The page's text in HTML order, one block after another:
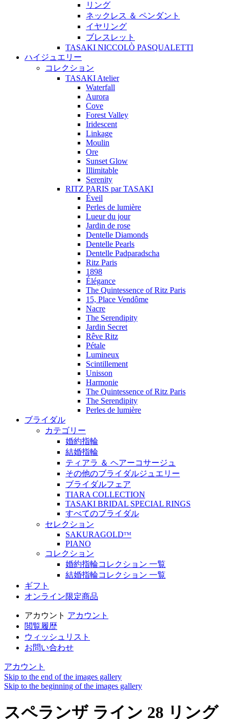
リング
ネックレス ＆ ペンダント
イヤリング
ブレスレット
TASAKI NICCOLÒ PASQUALETTI
ハイジュエリー
コレクション
TASAKI Atelier
Waterfall
Aurora
Cove
Forest Valley
Iridescent
Linkage
Moulin
Ore
Sunset Glow
Illimitable
Serenity
RITZ PARIS par TASAKI
Éveil
Perles de lumière
Lueur du jour
Jardin de rose
Dentelle Diamonds
Dentelle Pearls
Dentelle Padparadscha
Ritz Paris
1898
Élégance
The Quintessence of Ritz Paris
15, Place Vendôme
Nacre
The Serendipity
Jardin Secret
Rêve Ritz
Pétale
Lumineux
Scintillement
Unisson
Harmonie
The Quintessence of Ritz Paris
The Serendipity
Perles de lumière
ブライダル
カテゴリー
婚約指輪
結婚指輪
ティアラ ＆ ヘアーコサージュ
その他のブライダルジュエリー
ブライダルフェア
TIARA COLLECTION
TASAKI BRIDAL SPECIAL RINGS
すべてのブライダル
セレクション
SAKURAGOLDᵀᴹ
PIANO
コレクション
婚約指輪コレクション 一覧
結婚指輪コレクション 一覧
ギフト
オンライン限定商品
アカウント アカウント
閲覧履歴
ウィッシュリスト
お問い合わせ
アカウント
Skip to the end of the images gallery
Skip to the beginning of the images gallery
スペランザ ライン 28 リング